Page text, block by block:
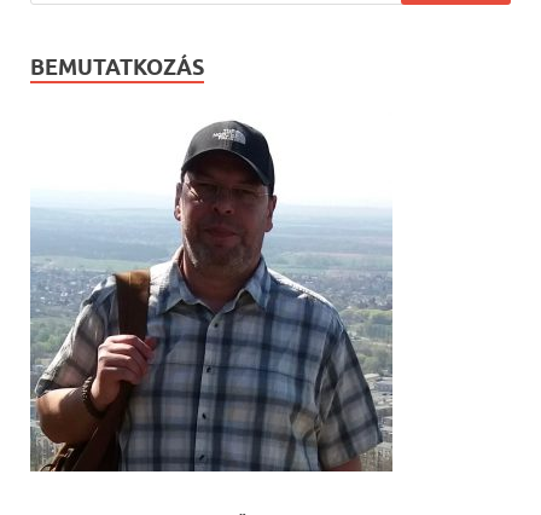
BEMUTATKOZÁS